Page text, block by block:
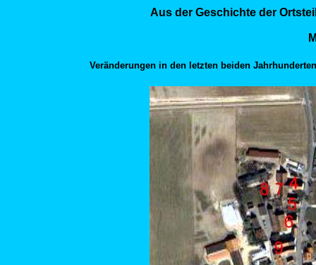
Aus der Geschichte der
Veränderungen in den letzten beiden